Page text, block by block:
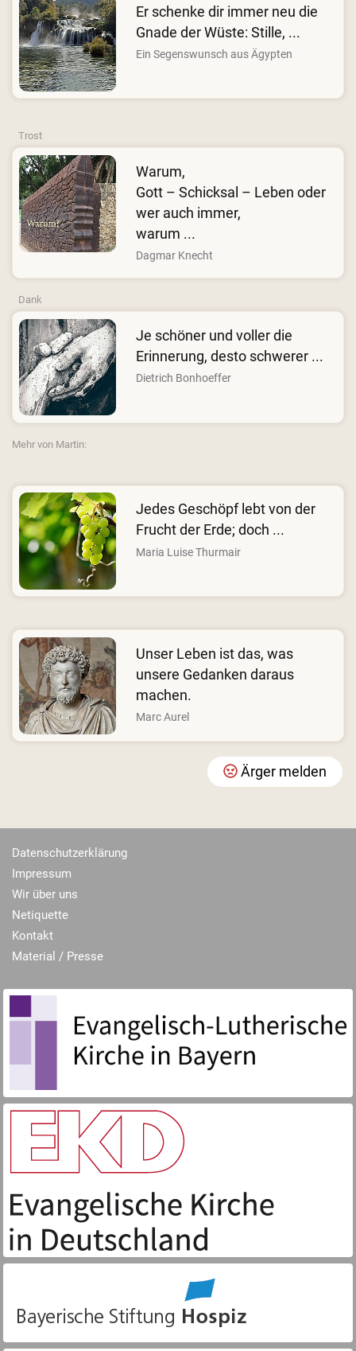
Er schenke dir immer neu die
Gnade der Wüste: Stille, ...
Ein Segenswunsch aus Ägypten
Trost
Warum,
Gott – Schicksal – Leben oder
wer auch immer,
warum ...
Dagmar Knecht
Dank
Je schöner und voller die
Erinnerung, desto schwerer ...
Dietrich Bonhoeffer
Mehr von Martin:
Jedes Geschöpf lebt von der
Frucht der Erde; doch ...
Maria Luise Thurmair
Unser Leben ist das, was
unsere Gedanken daraus
machen.
Marc Aurel
Ärger melden
Datenschutzerklärung
Impressum
Wir über uns
Netiquette
Kontakt
Material / Presse